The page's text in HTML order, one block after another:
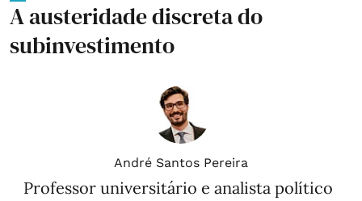
A austeridade discreta do
subinvestimento
André Santos Pereira
Professor universitário e analista político